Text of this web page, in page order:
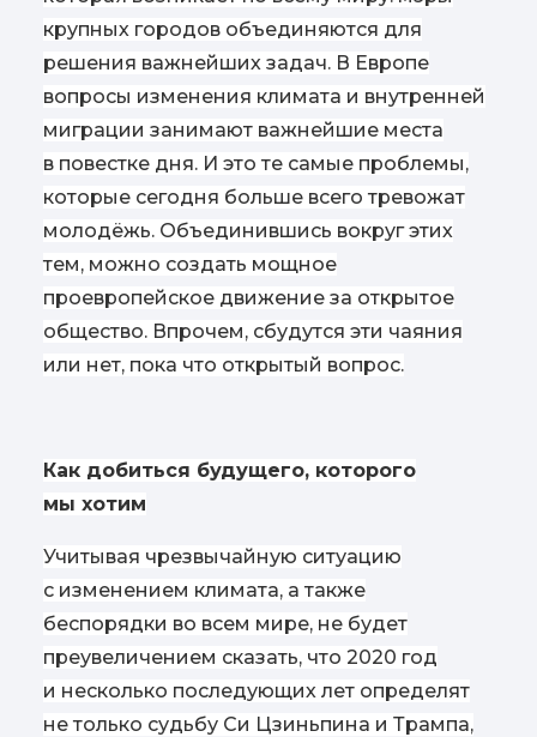
крупных городов объединяются для
решения важнейших задач. В Европе
вопросы изменения климата и внутренней
миграции занимают важнейшие места
в повестке дня. И это те самые проблемы,
которые сегодня больше всего тревожат
молодёжь. Объединившись вокруг этих
тем, можно создать мощное
проевропейское движение за открытое
общество. Впрочем, сбудутся эти чаяния
или нет, пока что открытый вопрос.
Как добиться будущего, которого
мы хотим
Учитывая чрезвычайную ситуацию
с изменением климата, а также
беспорядки во всем мире, не будет
преувеличением сказать, что 2020 год
и несколько последующих лет определят
не только судьбу Си Цзиньпина и Трампа,